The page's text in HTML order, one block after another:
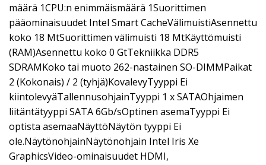
määrä 1CPU:n enimmäismäärä 1Suorittimen
pääominaisuudet Intel Smart CacheVälimuistiAsennettu
koko 18 MtSuorittimen välimuisti 18 MtKäyttömuisti
(RAM)Asennettu koko 0 GtTekniikka DDR5
SDRAMKoko tai muoto 262-nastainen SO-DIMMPaikat
2 (Kokonais) / 2 (tyhjä)KovalevyTyyppi Ei
kiintolevyäTallennusohjainTyyppi 1 x SATAOhjaimen
liitäntätyyppi SATA 6Gb/sOptinen asemaTyyppi Ei
optista asemaaNäyttöNäytön tyyppi Ei
ole.NäytönohjainNäytönohjain Intel Iris Xe
GraphicsVideo-ominaisuudet HDMI,